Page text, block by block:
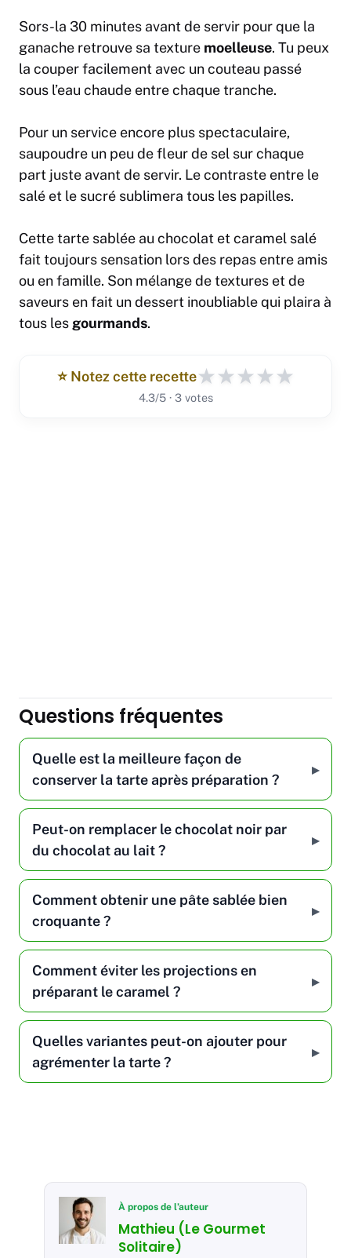
Sors-la 30 minutes avant de servir pour que la
ganache retrouve sa texture moelleuse. Tu peux
la couper facilement avec un couteau passé
sous l’eau chaude entre chaque tranche.
Pour un service encore plus spectaculaire,
saupoudre un peu de fleur de sel sur chaque
part juste avant de servir. Le contraste entre le
salé et le sucré sublimera tous les papilles.
Cette tarte sablée au chocolat et caramel salé
fait toujours sensation lors des repas entre amis
ou en famille. Son mélange de textures et de
saveurs en fait un dessert inoubliable qui plaira à
tous les gourmands.
⭐️ Notez cette recette★★★★★
4.3/5 · 3 votes
Questions fréquentes
Quelle est la meilleure façon de
conserver la tarte après préparation ?
Peut-on remplacer le chocolat noir par
du chocolat au lait ?
Comment obtenir une pâte sablée bien
croquante ?
Comment éviter les projections en
préparant le caramel ?
Quelles variantes peut-on ajouter pour
agrémenter la tarte ?
À propos de l’auteur
Mathieu (Le Gourmet
Solitaire)